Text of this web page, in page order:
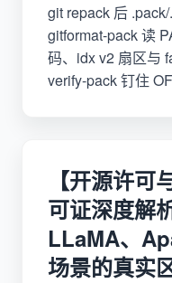
git repack 后
gitformat-pack 读
码、idx v2 扇区与
verify-pack 钉住
【开源许
可证深度解
LLaMA、
场景的真实